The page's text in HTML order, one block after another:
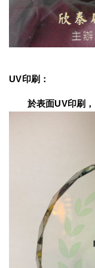
UV印刷：
於表面UV印刷，